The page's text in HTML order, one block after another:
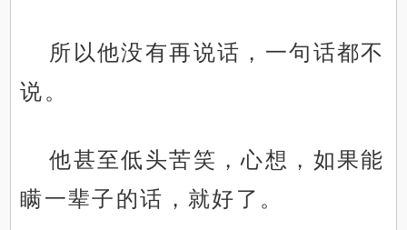
所以他没有再说话，一句话都不
说。
他甚至低头苦笑，心想，如果能
瞒一辈子的话，就好了。